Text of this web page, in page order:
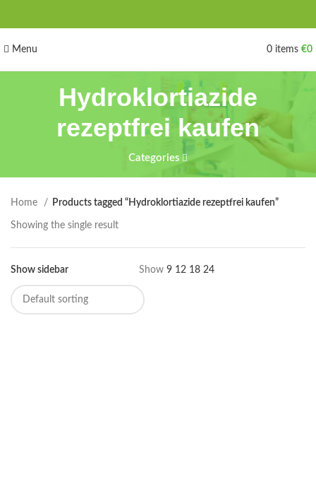
Menu 0 items €0
Hydroklortiazide
rezeptfrei kaufen
Categories
Home Products tagged “Hydroklortiazide rezeptfrei kaufen”
Showing the single result
Show sidebar Show 9 12 18 24